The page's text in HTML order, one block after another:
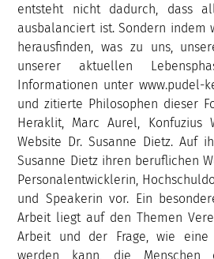
entsteht nicht dadurch, dass
ausbalanciert ist. Sondern indem
herausfinden, was zu uns,
unserer aktuellen
Informationen unter www.pudel-
und zitierte Philosophen dieser
Heraklit, Marc Aurel, Konfuzius
Website Dr. Susanne Dietz. Auf
Susanne Dietz ihren beruflichen
Personalentwicklerin,
und Speakerin vor. Ein
Arbeit liegt auf den Themen
Arbeit und der Frage, wie eine
werden kann, die Menschen